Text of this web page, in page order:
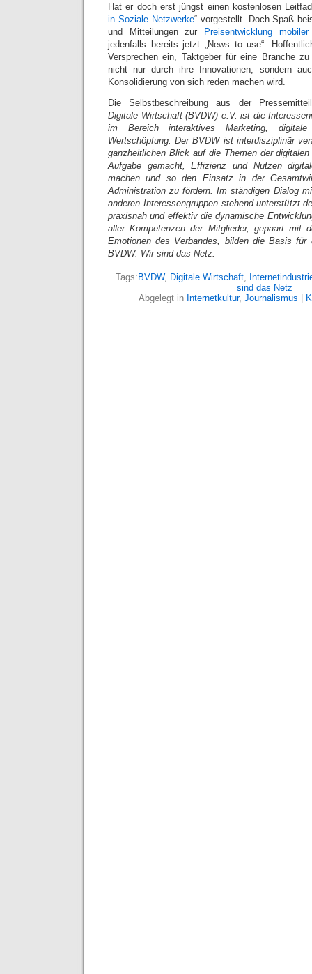
Hat er doch erst jüngst einen kostenlosen
in Soziale Netzwerke“ vorgestellt. Doch Spaß
und Mitteilungen zur
Preisentwicklung
jedenfalls bereits jetzt „News to use“.
Versprechen ein, Taktgeber für eine Branche
nicht nur durch ihre Innovationen, sondern
Konsolidierung von sich reden machen wird.
Die Selbstbeschreibung aus der
Digitale Wirtschaft (BVDW) e.V. ist die
im Bereich interaktives Marketing,
Wertschöpfung. Der BVDW ist interdisziplinär
ganzheitlichen Blick auf die Themen der
Aufgabe gemacht, Effizienz und Nutzen
machen und so den Einsatz in der
Administration zu fördern. Im ständigen Dialog
anderen Interessengruppen stehend unterstützt
praxisnah und effektiv die dynamische
aller Kompetenzen der Mitglieder, gepaart mit
Emotionen des Verbandes, bilden die Basis für
BVDW. Wir sind das Netz.
Tags: BVDW, Digitale Wirtschaft
sind das Netz
Abgelegt in Internetkultur, Journalismus